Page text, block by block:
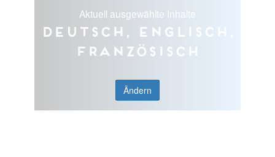
Aktuell ausgewählte Inhalte
Deutsch, Englisch,
Französisch
Ändern